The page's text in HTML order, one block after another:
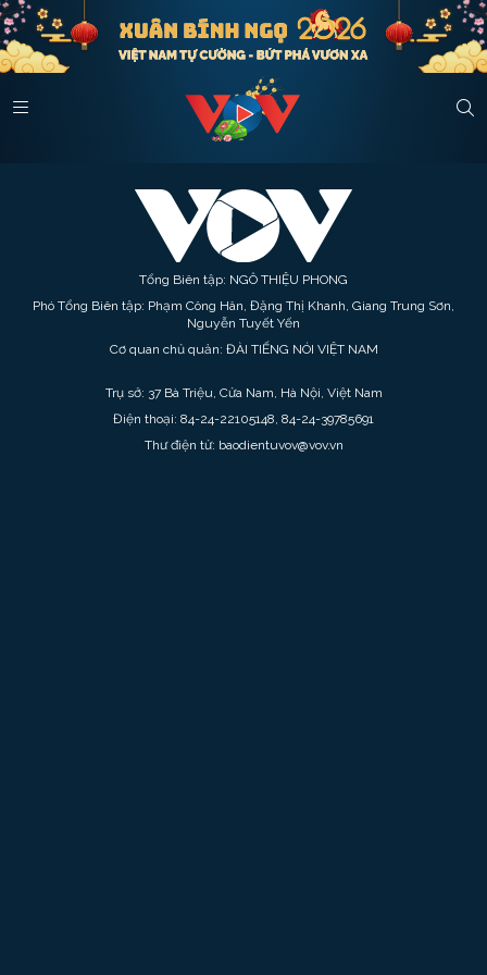
Tổng Biên tập: NGÔ THIỆU PHONG
Phó Tổng Biên tập: Phạm Công Hân, Đặng Thị Khanh, Giang Trung Sơn,
Nguyễn Tuyết Yến
Cơ quan chủ quản: ĐÀI TIẾNG NÓI VIỆT NAM
Trụ sở: 37 Bà Triệu, Cửa Nam, Hà Nội, Việt Nam
Điện thoại: 84-24-22105148, 84-24-39785691
Thư điện tử: baodientuvov@vov.vn